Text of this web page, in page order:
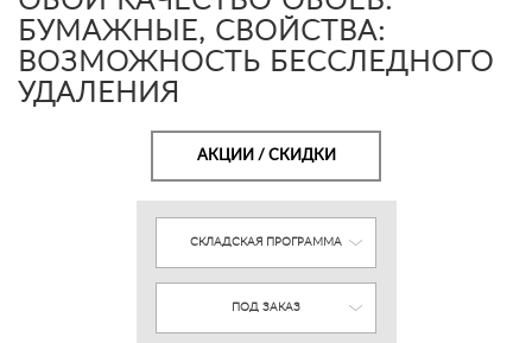
БУМАЖНЫЕ, СВОЙСТВА:
ВОЗМОЖНОСТЬ БЕССЛЕДНОГО
УДАЛЕНИЯ
АКЦИИ / СКИДКИ
СКЛАДСКАЯ ПРОГРАММА
ПОД ЗАКАЗ